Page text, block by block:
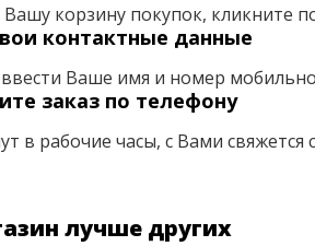
корзину покупок, кликните
контактные данные
ввести Ваше имя и номер
заказ по телефону
в рабочие часы, с Вами свяжется
лучше других